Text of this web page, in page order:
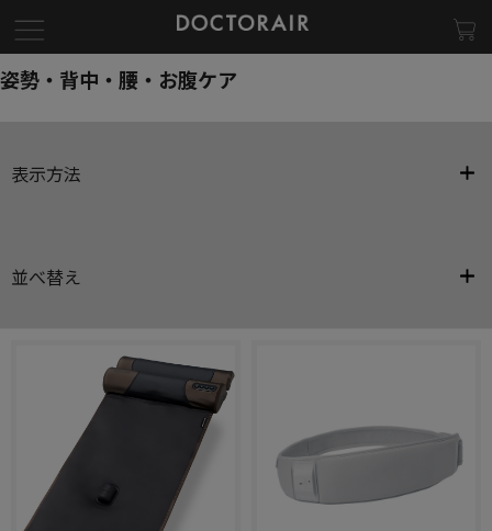
姿勢・背中・腰・お腹ケア
表示方法
並べ替え